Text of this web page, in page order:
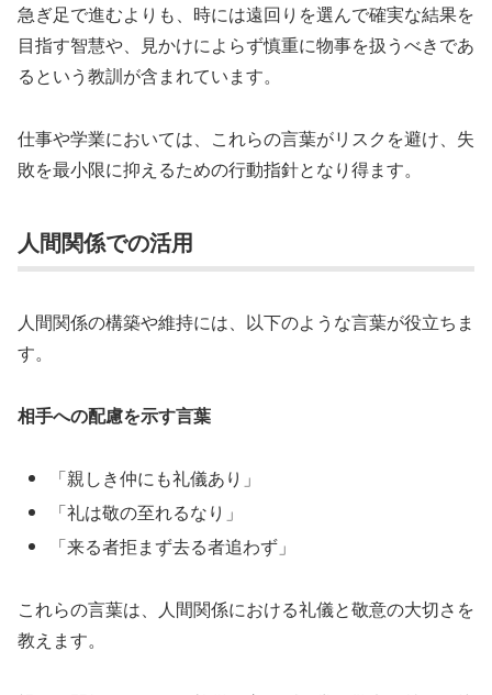
急ぎ足で進むよりも、時には遠回りを選んで確実な結果を
目指す智慧や、見かけによらず慎重に物事を扱うべきであ
るという教訓が含まれています。
仕事や学業においては、これらの言葉がリスクを避け、失
敗を最小限に抑えるための行動指針となり得ます。
人間関係での活用
人間関係の構築や維持には、以下のような言葉が役立ちま
す。
相手への配慮を示す言葉
「親しき仲にも礼儀あり」
「礼は敬の至れるなり」
「来る者拒まず去る者追わず」
これらの言葉は、人間関係における礼儀と敬意の大切さを
教えます。